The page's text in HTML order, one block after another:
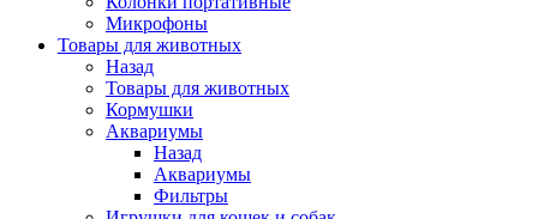
Микрофоны
Товары для животных
Назад
Товары для животных
Кормушки
Аквариумы
Назад
Аквариумы
Фильтры